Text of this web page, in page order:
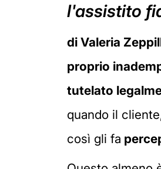
l'assistito
di Valeria
proprio
tutelato
quando il
così gli fa